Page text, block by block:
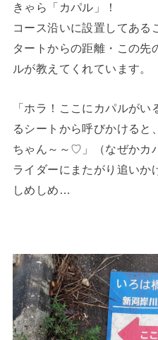
きゃら「カパル」！
コース沿いに設置してある
タートからの距離・この先
ルが教えてくれています。
「ホラ！ここにカパルが
るシートから呼びかけると
ちゃん～～♡」（なぜかカ
ライダーにまたがり追いか
しめしめ…